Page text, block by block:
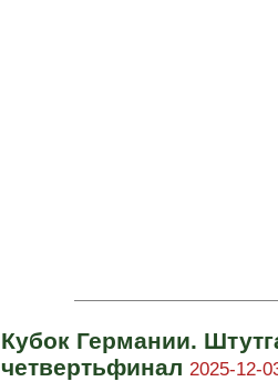
Кубок Германии.
четвертьфинал 2025-12-